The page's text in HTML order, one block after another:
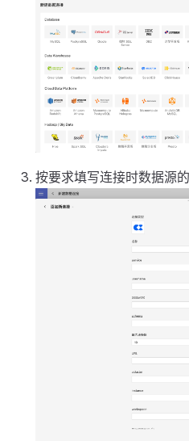
按要求填写连接时数据源的